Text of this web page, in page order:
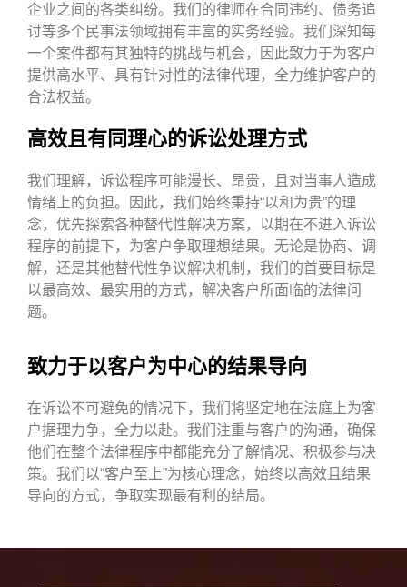
企业之间的各类纠纷。我们的律师在合同违约、债务追
讨等多个民事法领域拥有丰富的实务经验。我们深知每
一个案件都有其独特的挑战与机会，因此致力于为客户
提供高水平、具有针对性的法律代理，全力维护客户的
合法权益。
高效且有同理心的诉讼处理方式
我们理解，诉讼程序可能漫长、昂贵，且对当事人造成
情绪上的负担。因此，我们始终秉持“以和为贵”的理
念，优先探索各种替代性解决方案，以期在不进入诉讼
程序的前提下，为客户争取理想结果。无论是协商、调
解，还是其他替代性争议解决机制，我们的首要目标是
以最高效、最实用的方式，解决客户所面临的法律问
题。
致力于以客户为中心的结果导向
在诉讼不可避免的情况下，我们将坚定地在法庭上为客
户据理力争，全力以赴。我们注重与客户的沟通，确保
他们在整个法律程序中都能充分了解情况、积极参与决
策。我们以“客户至上”为核心理念，始终以高效且结果
导向的方式，争取实现最有利的结局。